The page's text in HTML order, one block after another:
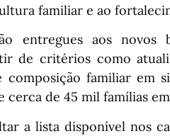
familiar e ao
entregues aos novos
de critérios como
familiar em
de 45 mil famílias
a lista disponível nos